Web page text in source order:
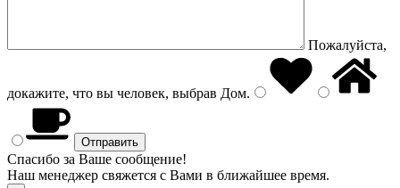
Пожалуйста,
докажите, что вы человек, выбрав Дом.
Спасибо за Ваше сообщение!
Наш менеджер свяжется с Вами в ближайшее время.